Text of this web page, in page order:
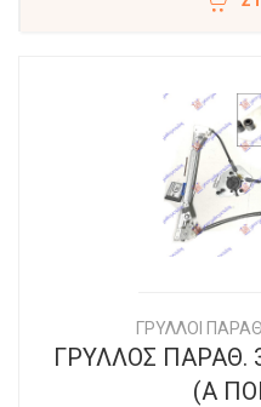
ΓΡΥΛΛΟΙ
ΓΡΥΛΛΟΣ
(Α